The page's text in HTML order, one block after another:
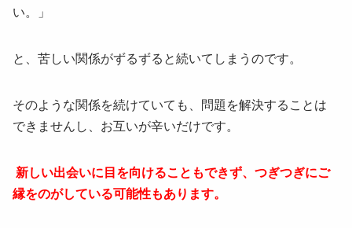
い。」
と、苦しい関係がずるずると続いてしまうのです。
そのような関係を続けていても、問題を解決することは
できませんし、お互いが辛いだけです。
新しい出会いに目を向けることもできず、つぎつぎにご
縁をのがしている可能性もあります。